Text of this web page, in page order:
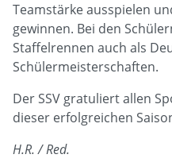
Teamstärke ausspielen
gewinnen. Bei den
Staffelrennen auch als
Schülermeisterschaften.
Der SSV gratuliert allen
dieser erfolgreichen
H.R. / Red.